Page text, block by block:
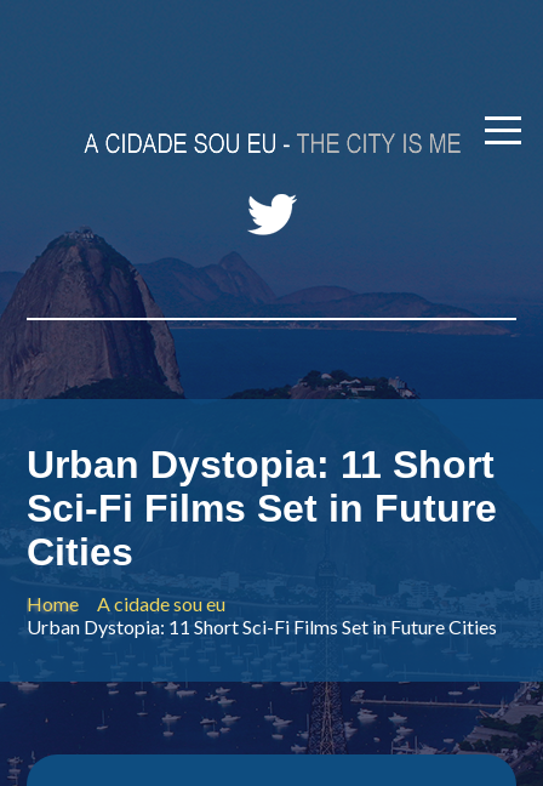
Urban Dystopia: 11 Short
Sci-Fi Films Set in Future
Cities
Home
A cidade sou eu
Urban Dystopia: 11 Short Sci-Fi Films Set in Future Cities